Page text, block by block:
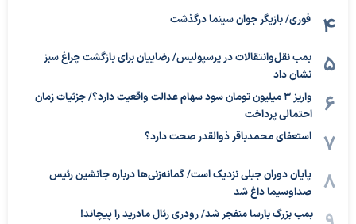
فوری/ بازیگر جوان سینما درگذشت
بمب نقل‌وانتقالات در پرسپولیس/ رضاییان برای بازگشت چراغ سبز
نشان داد
واریز ۳ میلیون تومان سود سهام عدالت واقعیت دارد؟/ جزئیات زمان
احتمالی پرداخت
استعفای محمدباقر ذوالقدر صحت دارد؟
پایان دوران جبلی نزدیک است/ گمانه‌زنی‌ها درباره جانشین رئیس
صداوسیما داغ شد
بمب بزرگ بارسا منفجر شد/ رودری رئال مادرید را پیچاند!